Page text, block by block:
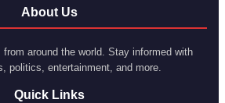
About Us
from around the world. Stay informed with
politics, entertainment, and more.
Quick Links